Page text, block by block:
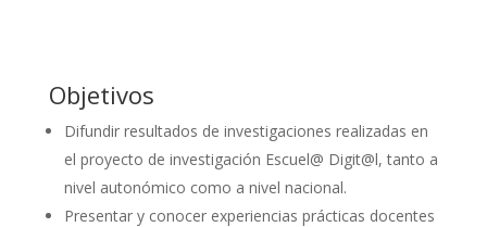
Objetivos
Difundir resultados de investigaciones realizadas en
el proyecto de investigación Escuel@ Digit@l, tanto a
nivel autonómico como a nivel nacional.
Presentar y conocer experiencias prácticas docentes